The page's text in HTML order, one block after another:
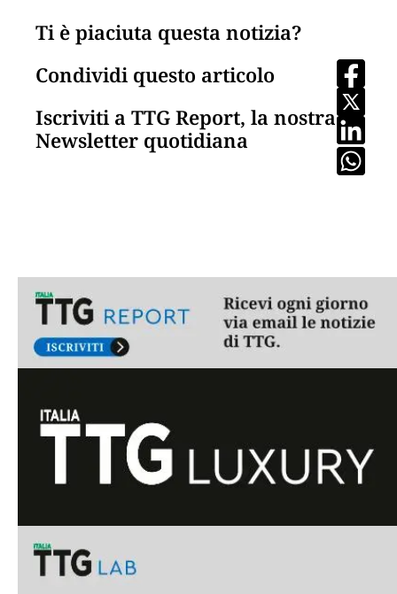
Ti è piaciuta questa notizia?
Condividi questo articolo
Iscriviti a TTG Report, la nostra
Newsletter quotidiana